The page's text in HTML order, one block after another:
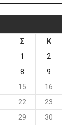
Σ
Κ
1
2
8
9
15
16
22
23
29 30